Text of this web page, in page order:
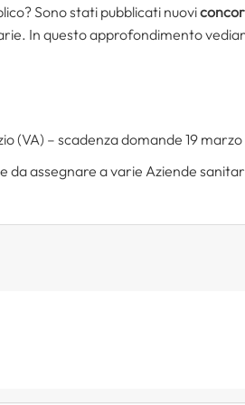
Sono stati pubblicati nuovi
In questo approfondimento
(VA) – scadenza domande 19
da assegnare a varie Aziende